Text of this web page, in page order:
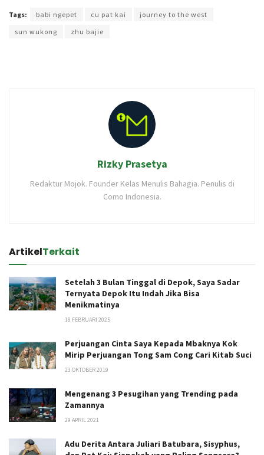
Tags: babi ngepet cu pat kai
journey to the west
sun wukong
zhu bajie
Rizky Prasetya
Redaktur Mojok. Founder Kelas Menulis Bahagia. Penulis di
Como Indonesia.
ArtikelTerkait
Setelah 3 Bulan Tinggal di Depok, Saya Sadar
Ternyata Depok Itu Indah Jika Bisa
Menikmatinya
18 FEBRUARI 2025
Perjuangan Cinta Saya Kepada Mbaknya Kok
Mirip Perjuangan Tong Sam Cong Cari Kitab Suci
23 OKTOBER 2019
Mengenang 3 Pesugihan yang Trending pada
Zamannya
29 APRIL 2021
Adu Derita Antara Juliari Batubara, Sisyphus,